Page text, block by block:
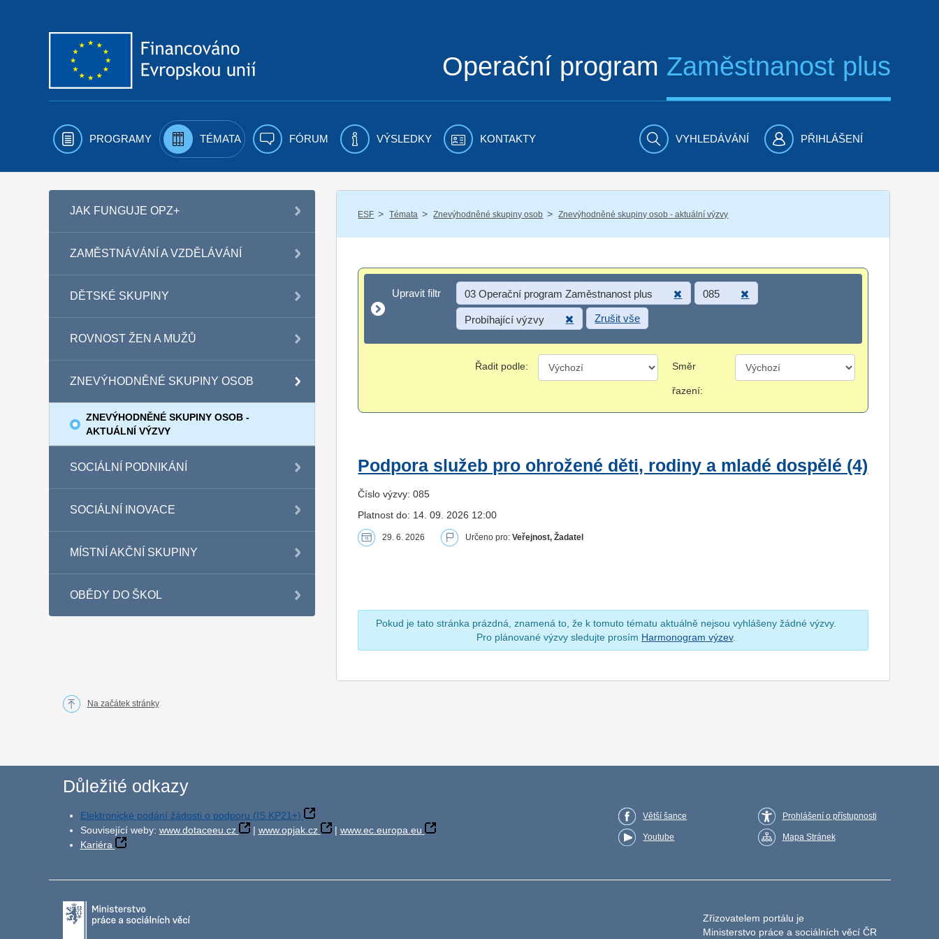
Operační program Zaměstnanost plus
PROGRAMY TÉMATA FÓRUM VÝSLEDKY KONTAKTY VYHLEDÁVÁNÍ PŘIHLÁŠENÍ
JAK FUNGUJE OPZ+
ZAMĚSTNÁVÁNÍ A VZDĚLÁVÁNÍ
DĚTSKÉ SKUPINY
ROVNOST ŽEN A MUŽŮ
ZNEVÝHODNĚNÉ SKUPINY OSOB
ZNEVÝHODNĚNÉ SKUPINY OSOB -
AKTUÁLNÍ VÝZVY
SOCIÁLNÍ PODNIKÁNÍ
SOCIÁLNÍ INOVACE
MÍSTNÍ AKČNÍ SKUPINY
OBĚDY DO ŠKOL
ESF / Témata / Znevýhodněné skupiny osob / Znevýhodněné skupiny osob - aktuální výzvy
Upravit filtr
Upravit filtr 03 Operační program Zaměstnanost plus 085
Probíhající výzvy Zrušit vše
Řadit podle: Směr
řazení:
Podpora služeb pro ohrožené děti, rodiny a mladé dospělé (4)
Číslo výzvy: 085
Platnost do: 14. 09. 2026 12:00
29. 6. 2026 Určeno pro:Veřejnost, Žadatel
Pokud je tato stránka prázdná, znamená to, že k tomuto tématu aktuálně nejsou vyhlášeny žádné výzvy.
Pro plánované výzvy sledujte prosím Harmonogram výzev.
Na začátek stránky
Důležité odkazy
Elektronické podání žádosti o podporu (IS KP21+)
Související weby: www.dotaceeu.cz | www.opjak.cz | www.ec.europa.eu
Kariéra
Větší šance
Youtube
Prohlášení o přístupnosti
Mapa Stránek
Zřizovatelem portálu je
Ministerstvo práce a sociálních věcí ČR